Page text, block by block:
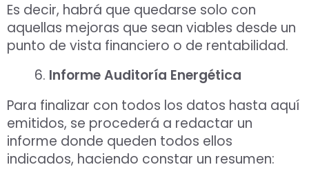
Es decir, habrá que quedarse solo con
aquellas mejoras que sean viables desde un
punto de vista financiero o de rentabilidad.
6. Informe Auditoría Energética
Para finalizar con todos los datos hasta aquí
emitidos, se procederá a redactar un
informe donde queden todos ellos
indicados, haciendo constar un resumen: